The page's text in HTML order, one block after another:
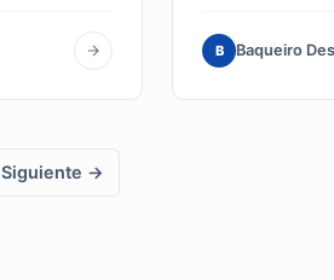
B Baqueiro
Siguiente →